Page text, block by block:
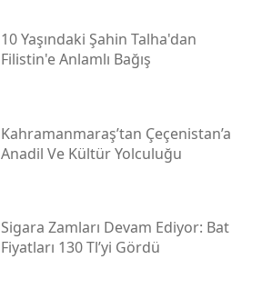
10 Yaşındaki Şahin Talha'dan
Filistin'e Anlamlı Bağış
Kahramanmaraş’tan Çeçenistan’a
Anadil Ve Kültür Yolculuğu
Sigara Zamları Devam Ediyor: Bat
Fiyatları 130 Tl’yi Gördü